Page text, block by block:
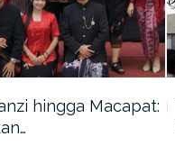
hingga Macapat: